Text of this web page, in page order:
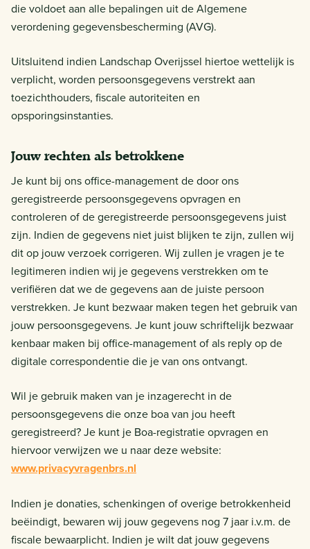
die voldoet aan alle bepalingen uit de Algemene
verordening gegevensbescherming (AVG).
Uitsluitend indien Landschap Overijssel hiertoe wettelijk is
verplicht, worden persoonsgegevens verstrekt aan
toezichthouders, fiscale autoriteiten en
opsporingsinstanties.
Jouw rechten als betrokkene
Je kunt bij ons office-management de door ons
geregistreerde persoonsgegevens opvragen en
controleren of de geregistreerde persoonsgegevens juist
zijn. Indien de gegevens niet juist blijken te zijn, zullen wij
dit op jouw verzoek corrigeren. Wij zullen je vragen je te
legitimeren indien wij je gegevens verstrekken om te
verifiëren dat we de gegevens aan de juiste persoon
verstrekken. Je kunt bezwaar maken tegen het gebruik van
jouw persoonsgegevens. Je kunt jouw schriftelijk bezwaar
kenbaar maken bij office-management of als reply op de
digitale correspondentie die je van ons ontvangt.
Wil je gebruik maken van je inzagerecht in de
persoonsgegevens die onze boa van jou heeft
geregistreerd? Je kunt je Boa-registratie opvragen en
hiervoor verwijzen we u naar deze website:
www.privacyvragenbrs.nl
Indien je donaties, schenkingen of overige betrokkenheid
beëindigt, bewaren wij jouw gegevens nog 7 jaar i.v.m. de
fiscale bewaarplicht. Indien je wilt dat jouw gegevens